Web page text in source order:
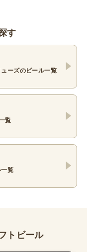
す
ーズのビール一覧
覧
覧
トビール